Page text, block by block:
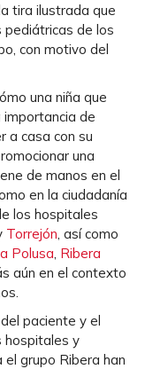
tira ilustrada que
de los
con motivo del
una niña que
importancia de
a casa con su
una
de manos en el
en la ciudadanía
los hospitales
Torrejón, así como
Polusa, Ribera
aún en el contexto
paciente y el
hospitales y
grupo Ribera han